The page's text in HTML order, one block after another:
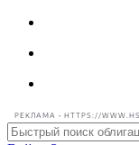
РЕКЛАМА • HTTPS://